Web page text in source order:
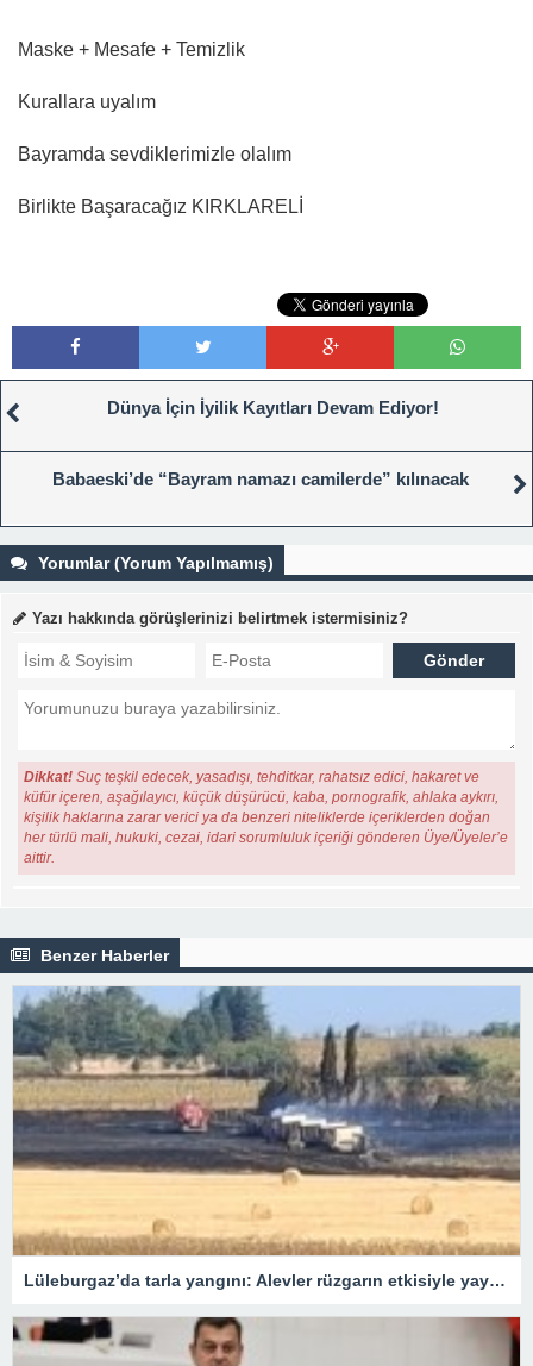
Maske + Mesafe + Temizlik
Kurallara uyalım
Bayramda sevdiklerimizle olalım
Birlikte Başaracağız KIRKLARELİ
Dünya İçin İyilik Kayıtları Devam Ediyor!
Babaeski’de “Bayram namazı camilerde” kılınacak
Yorumlar (Yorum Yapılmamış)
Yazı hakkında görüşlerinizi belirtmek istermisiniz?
Dikkat! Suç teşkil edecek, yasadışı, tehditkar, rahatsız edici, hakaret ve
küfür içeren, aşağılayıcı, küçük düşürücü, kaba, pornografik, ahlaka aykırı,
kişilik haklarına zarar verici ya da benzeri niteliklerde içeriklerden doğan
her türlü mali, hukuki, cezai, idari sorumluluk içeriği gönderen Üye/Üyeler’e
aittir.
Benzer Haberler
Lüleburgaz’da tarla yangını: Alevler rüzgarın etkisiyle yayıldı